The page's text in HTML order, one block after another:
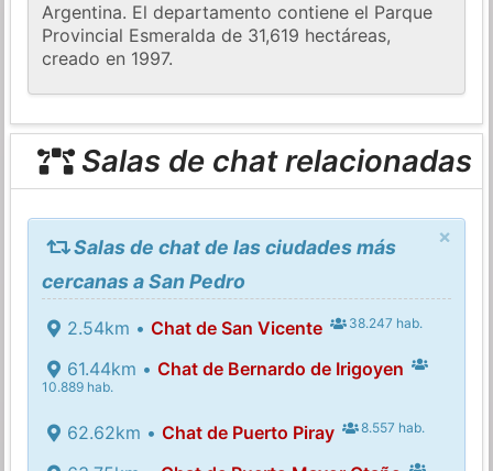
Argentina. El departamento contiene el Parque
Provincial Esmeralda de 31,619 hectáreas,
creado en 1997.
Salas de chat relacionadas
×
Salas de chat de las ciudades más
cercanas a San Pedro
2.54km • Chat de San Vicente 38.247 hab.
61.44km • Chat de Bernardo de Irigoyen
10.889 hab.
62.62km • Chat de Puerto Piray 8.557 hab.